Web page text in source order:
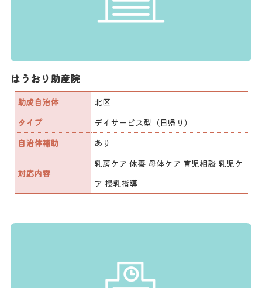
はうおり助産院
助成自治体
北区
タイプ
デイサービス型（日帰り）
自治体補助
あり
対応内容
乳房ケア 休養 母体ケア 育児相談 乳児ケ
ア 授乳指導